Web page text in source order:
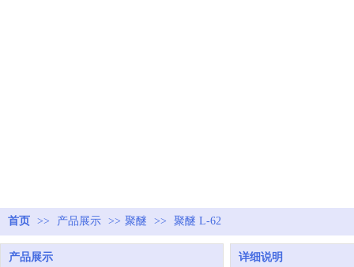
首页 >> 产品展示 >> 聚醚 >> 聚醚 L-62
产品展示 详细说明